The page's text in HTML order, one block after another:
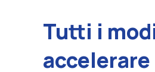
Tutti i